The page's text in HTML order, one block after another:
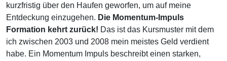
kurzfristig über den Haufen geworfen, um auf meine
Entdeckung einzugehen. Die Momentum-Impuls
Formation kehrt zurück! Das ist das Kursmuster mit dem
ich zwischen 2003 und 2008 mein meistes Geld verdient
habe. Ein Momentum Impuls beschreibt einen starken,